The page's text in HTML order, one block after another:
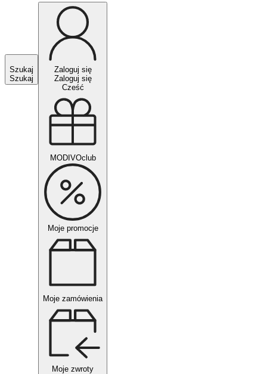
Szukaj
Szukaj
Zaloguj się
Zaloguj się
Cześć
MODIVOclub
Moje promocje
Moje zamówienia
Moje zwroty